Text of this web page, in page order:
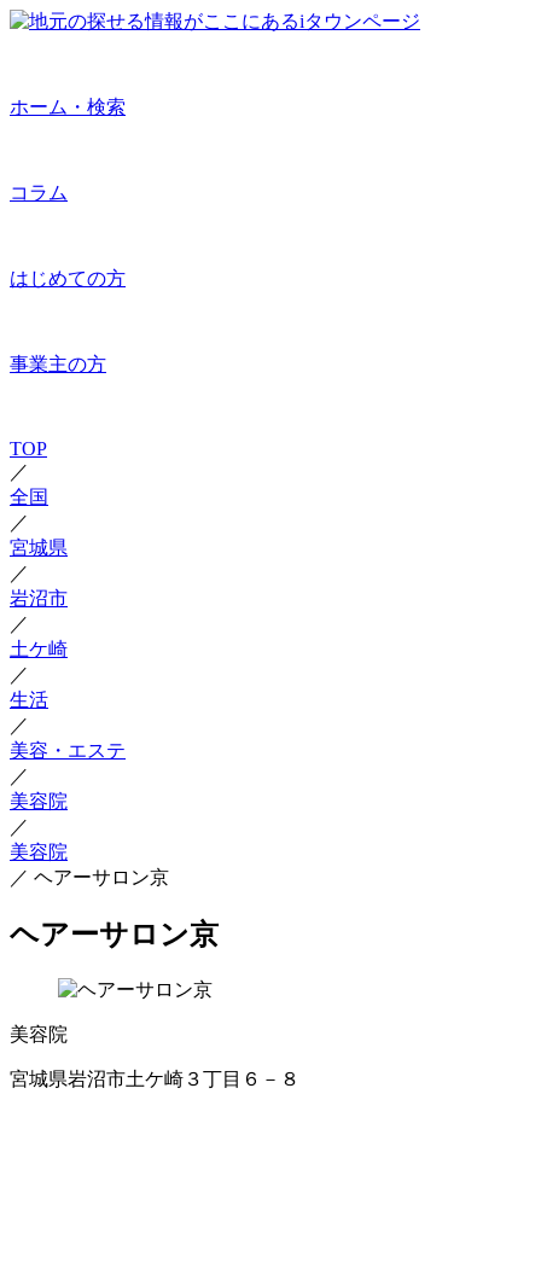
ホーム・検索
コラム
はじめての方
事業主の方
TOP
／
全国
／
宮城県
／
岩沼市
／
土ケ崎
／
生活
／
美容・エステ
／
美容院
／
美容院
／ ヘアーサロン京
ヘアーサロン京
美容院
宮城県岩沼市土ケ崎３丁目６－８